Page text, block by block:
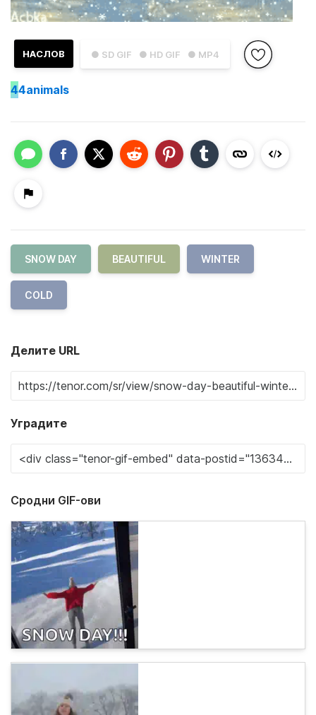
● SD GIF ● HD GIF ● MP4
НАСЛОВ
44animals
SNOW DAY BEAUTIFUL WINTER
COLD
Делите URL
Уградите
Сродни GIF-ови